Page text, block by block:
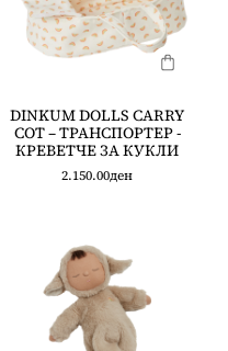
DINKUM DOLLS CARRY
COT – ТРАНСПОРТЕР -
КРЕВЕТЧЕ ЗА КУКЛИ
2.150.00ден